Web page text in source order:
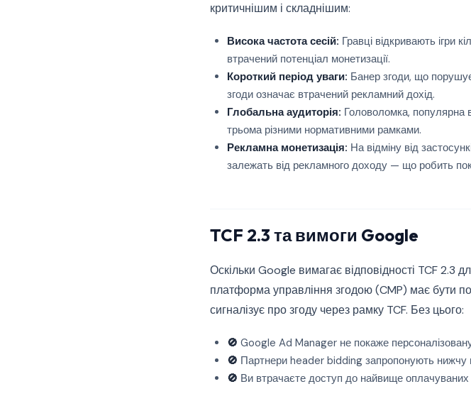
критичнішим і складнішим:
Висока частота сесій: Гравці відкривають ігри
втрачений потенціал монетизації.
Короткий період уваги: Банер згоди, що
згоди означає втрачений рекламний дохід.
Глобальна аудиторія: Головоломка, популярна
трьома різними нормативними рамками.
Рекламна монетизація: На відміну від
залежать від рекламного доходу — що робить
TCF 2.3 та вимоги Google
Оскільки Google вимагає відповідності TCF
платформа управління згодою (CMP) має бути
сигналізує про згоду через рамку TCF. Без цього:
🚫 Google Ad Manager не покаже
🚫 Партнери header bidding запропонують нижчу
🚫 Ви втрачаєте доступ до найвище